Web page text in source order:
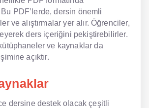
PDF’lerde, dersin önemli
ve alıştırmalar yer alır. Öğrenciler,
ders içeriğini pekiştirebilirler.
ve kaynaklar da
açıktır.
dersine destek olacak çeşitli